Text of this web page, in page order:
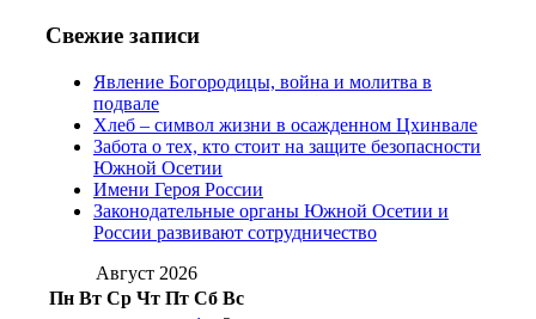
июля 2017 г
2012 г
(15)
№97 30 июля 2015 г
(15)№98 1 августа 2015 г
августа 2016 г(10)№98 5 июля 2014 г(10)
№98 8 августа 2013 г
августа 2012 г(14) №98+99 11 июля
2017 г(9)
№99 4 августа
2016 г(12) №99 8 июля 2014 г
августа 2012 г(11)
Свежие записи
Явление Богородицы, война и молитва в
подвале
Хлеб – символ жизни в осажденном Цхинвале
Забота о тех, кто стоит на защите безопасности
Южной Осетии
Имени Героя России
Законодательные органы Южной Осетии и
России развивают сотрудничество
Август 2026
Пн Вт Ср Чт Пт Сб Вс